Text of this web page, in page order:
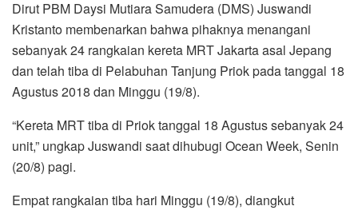
Dirut PBM Daysi Mutiara Samudera (DMS) Juswandi
Kristanto membenarkan bahwa pihaknya menangani
sebanyak 24 rangkaian kereta MRT Jakarta asal Jepang
dan telah tiba di Pelabuhan Tanjung Priok pada tanggal 18
Agustus 2018 dan Minggu (19/8).
“Kereta MRT tiba di Priok tanggal 18 Agustus sebanyak 24
unit,” ungkap Juswandi saat dihubugi Ocean Week, Senin
(20/8) pagi.
Empat rangkaian tiba hari Minggu (19/8), diangkut